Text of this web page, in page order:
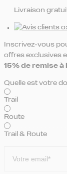
Livraison
Inscrivez-vous
offres exclusives
15% de remise à
Quelle est votre
Trail
Route
Trail & Route